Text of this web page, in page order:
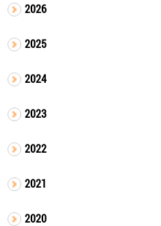
2026
2025
2024
2023
2022
2021
2020